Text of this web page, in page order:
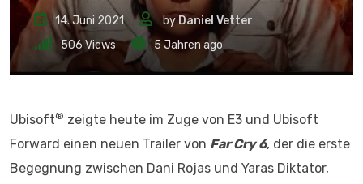
14. Juni 2021 byDaniel Vetter
506 Views 5 Jahren ago
Ubisoft® zeigte heute im Zuge von E3 und Ubisoft
Forward einen neuen Trailer von Far Cry 6, der die erste
Begegnung zwischen Dani Rojas und Yaras Diktator,